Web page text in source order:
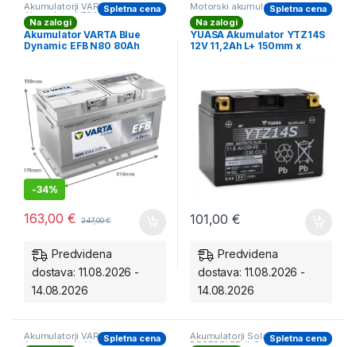
Akumulatorji VARTA,Start&Stop
Akumulatorji 70Ah-85Ah
Na zalogi
Akumulator VARTA Blue
Dynamic EFB N80 80Ah
-34%
Spletna cena
163,00€ 247,00€
Predvidena
dostava: 11.08.2026 -
14.08.2026
Motorski akumulatorji
Na zalogi
YUASA Akumulator YTZ14S
12V 11,2Ah L+ 150mm x
Spletna cena
101,00€
Predvidena
dostava: 11.08.2026 -
14.08.2026
Akumulatorji VARTA,
Spletna cena Akumulatorji Solar,Spletna cena